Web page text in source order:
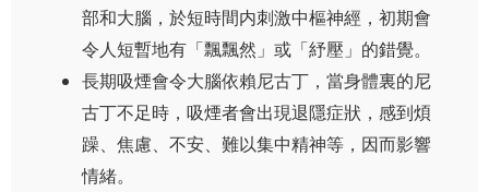
部和大腦，於短時間内刺激中樞神經，初期會
令人短暫地有「飄飄然」或「紓壓」的錯覺。
長期吸煙會令大腦依賴尼古丁，當身體裏的尼
古丁不足時，吸煙者會出現退隱症狀，感到煩
躁、焦慮、不安、難以集中精神等，因而影響
情緒。